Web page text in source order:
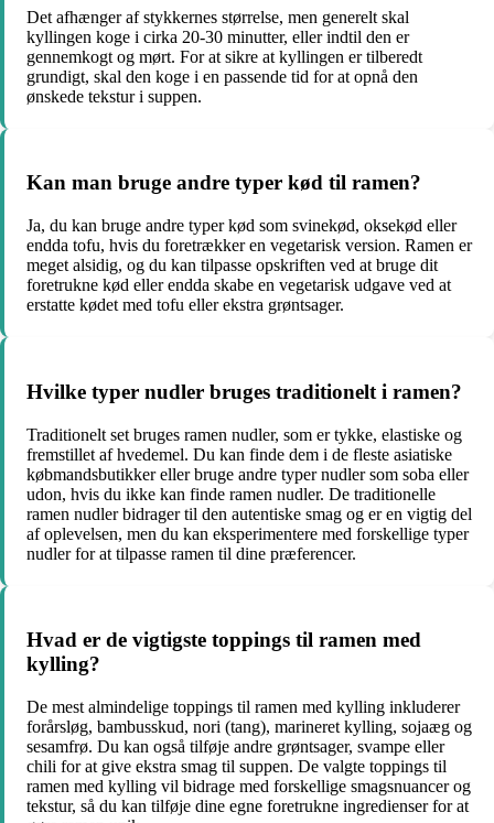
Det afhænger af stykkernes størrelse, men generelt skal
kyllingen koge i cirka 20-30 minutter, eller indtil den er
gennemkogt og mørt. For at sikre at kyllingen er tilberedt
grundigt, skal den koge i en passende tid for at opnå den
ønskede tekstur i suppen.
Kan man bruge andre typer kød til ramen?
Ja, du kan bruge andre typer kød som svinekød, oksekød eller
endda tofu, hvis du foretrækker en vegetarisk version. Ramen er
meget alsidig, og du kan tilpasse opskriften ved at bruge dit
foretrukne kød eller endda skabe en vegetarisk udgave ved at
erstatte kødet med tofu eller ekstra grøntsager.
Hvilke typer nudler bruges traditionelt i ramen?
Traditionelt set bruges ramen nudler, som er tykke, elastiske og
fremstillet af hvedemel. Du kan finde dem i de fleste asiatiske
købmandsbutikker eller bruge andre typer nudler som soba eller
udon, hvis du ikke kan finde ramen nudler. De traditionelle
ramen nudler bidrager til den autentiske smag og er en vigtig del
af oplevelsen, men du kan eksperimentere med forskellige typer
nudler for at tilpasse ramen til dine præferencer.
Hvad er de vigtigste toppings til ramen med
kylling?
De mest almindelige toppings til ramen med kylling inkluderer
forårsløg, bambusskud, nori (tang), marineret kylling, sojaæg og
sesamfrø. Du kan også tilføje andre grøntsager, svampe eller
chili for at give ekstra smag til suppen. De valgte toppings til
ramen med kylling vil bidrage med forskellige smagsnuancer og
tekstur, så du kan tilføje dine egne foretrukne ingredienser for at